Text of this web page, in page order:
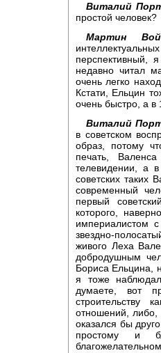
Виталий
простой человек?
Мартин
перспективный,
недавно читал
очень легко
Кстати, Ельцин
очень быстро, а в
Виталий
в советском
образ, потому
печать,
телевидении, а
советских таких
современный
первый
которого,
империалистом
звездно-
живого Леха
добродушным
Бориса Ельцина,
я тоже
думаете, вот
строительству
отношений,
оказался бы
простому и